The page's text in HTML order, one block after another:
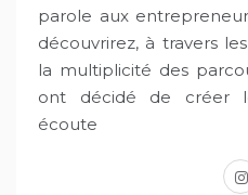
parole aux
découvrirez, à travers
la multiplicité des
ont décidé de créer
écoute